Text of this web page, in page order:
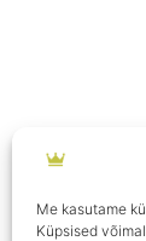
Me kasutame
Küpsised